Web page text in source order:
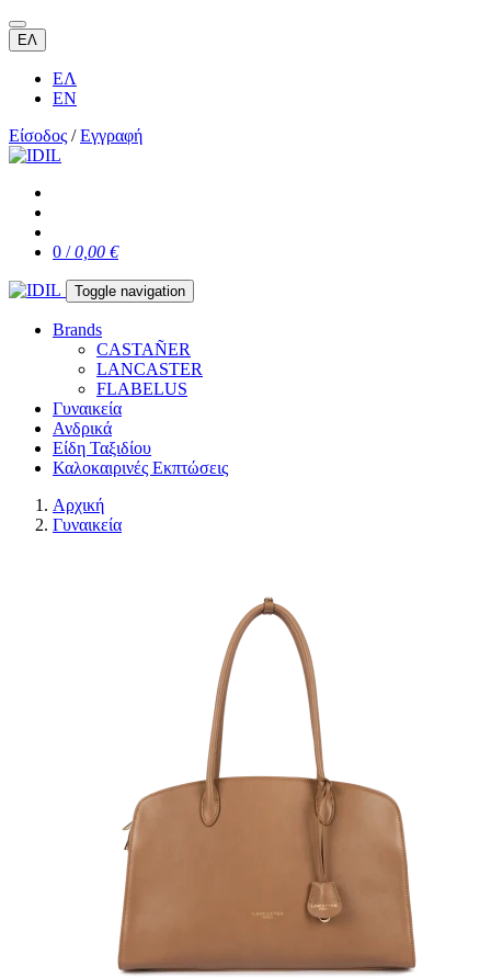
ΕΛ
ΕΛ
EN
Είσοδος /Εγγραφή
0 /0,00 €
Toggle navigation
Brands
CASTAÑER
LANCASTER
FLABELUS
Γυναικεία
Ανδρικά
Είδη Ταξιδίου
Καλοκαιρινές Εκπτώσεις
Αρχική
Γυναικεία